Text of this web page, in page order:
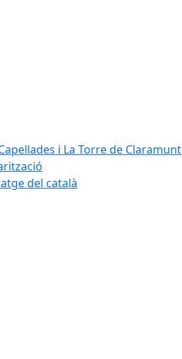
i La Torre de Claramunt
del català